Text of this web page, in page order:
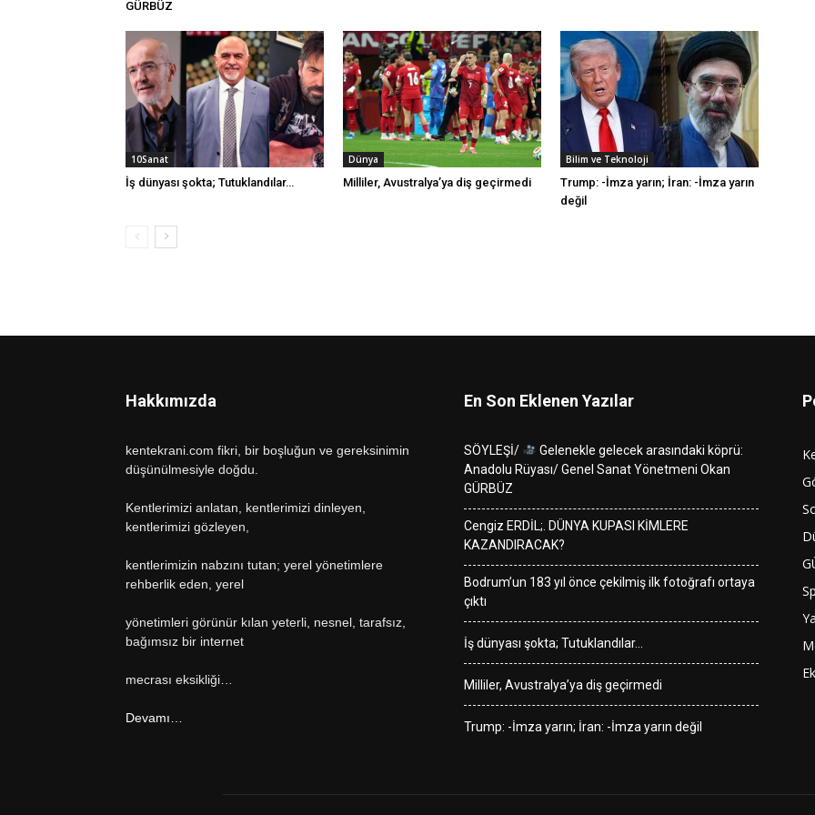
GÜRBÜZ
10Sanat
İş dünyası şokta; Tutuklandılar…
Dünya
Milliler, Avustralya’ya diş geçirmedi
Bilim ve Teknoloji
Trump: -İmza yarın; İran: -İmza yarın
değil
Hakkımızda
kentekrani.com fikri, bir boşluğun ve gereksinimin
düşünülmesiyle doğdu.
Kentlerimizi anlatan, kentlerimizi dinleyen,
kentlerimizi gözleyen,
kentlerimizin nabzını tutan; yerel yönetimlere
rehberlik eden, yerel
yönetimleri görünür kılan yeterli, nesnel, tarafsız,
bağımsız bir internet
mecrası eksikliği…
Devamı…
En Son Eklenen Yazılar
SÖYLEŞİ/
Gelenekle gelecek arasındaki köprü:
Anadolu Rüyası/ Genel Sanat Yönetmeni Okan
GÜRBÜZ
Cengiz ERDİL;. DÜNYA KUPASI KİMLERE
KAZANDIRACAK?
Bodrum’un 183 yıl önce çekilmiş ilk fotoğrafı ortaya
çıktı
İş dünyası şokta; Tutuklandılar…
Milliler, Avustralya’ya diş geçirmedi
Trump: -İmza yarın; İran: -İmza yarın değil